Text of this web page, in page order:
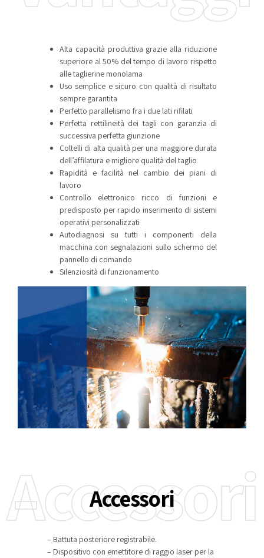
Alta capacità produttiva grazie alla riduzione
superiore al 50% del tempo di lavoro rispetto
alle taglierine monolama
Uso semplice e sicuro con qualità di risultato
sempre garantita
Perfetto parallelismo fra i due lati rifilati
Perfetta rettilineità dei tagli con garanzia di
successiva perfetta giunzione
Coltelli di alta qualità per una maggiore durata
dell’affilatura e migliore qualità del taglio
Rapidità e facilità nel cambio dei piani di
lavoro
Controllo elettronico ricco di funzioni e
predisposto per rapido inserimento di sistemi
operativi personalizzati
Autodiagnosi su tutti i componenti della
macchina con segnalazioni sullo schermo del
pannello di comando
Silenziosità di funzionamento
Accessori
Accessori
– Battuta posteriore registrabile.
– Dispositivo con emettitore di raggio laser per la